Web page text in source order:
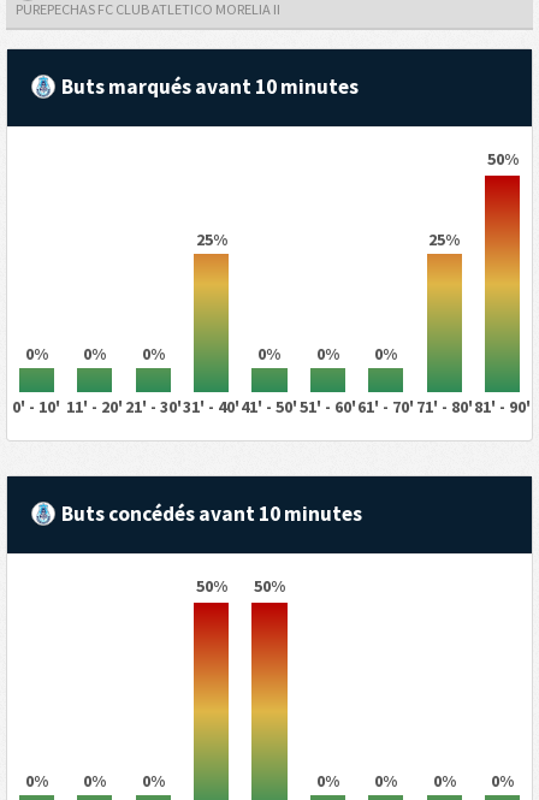
PUREPECHAS FC CLUB ATLETICO MORELIA II
Buts marqués avant 10 minutes
0% 0% 0%
25%
0% 0% 0%
25%
50%
0' - 10' 11' - 20' 21' - 30'31' - 40'41' - 50'51' - 60'61' - 70' 71' - 80'81' - 90'
Buts concédés avant 10 minutes
0% 0% 0%
50% 50%
0% 0% 0% 0%